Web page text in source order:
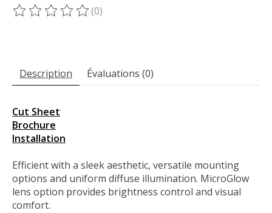
Ce produit est évalué à
(0)
Description Évaluations (0)
Cut Sheet
Brochure
Installation
Efficient with a sleek aesthetic, versatile mounting
options and uniform diffuse illumination. MicroGlow
lens option provides brightness control and visual
comfort.